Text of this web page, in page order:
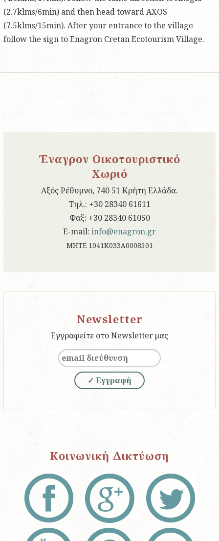
(2.7klms/6min) and then head toward AXOS
(7.5klms/15min). After your entrance to the village
follow the sign to Enagron Cretan Ecotourism Village.
Έναγρον Οικοτουριστικό
Χωριό
Αξός Ρέθυμνο, 740 51 Κρήτη Ελλάδα.
Tηλ.: +30 28340 61611
Φαξ: +30 28340 61050
E-mail: info@enagron.gr
ΜΗΤΕ 1041Κ033Α0008501
Newsletter
Εγγραφείτε στο Newsletter μας
✓ Εγγραφή
Κοινωνική Δικτύωση